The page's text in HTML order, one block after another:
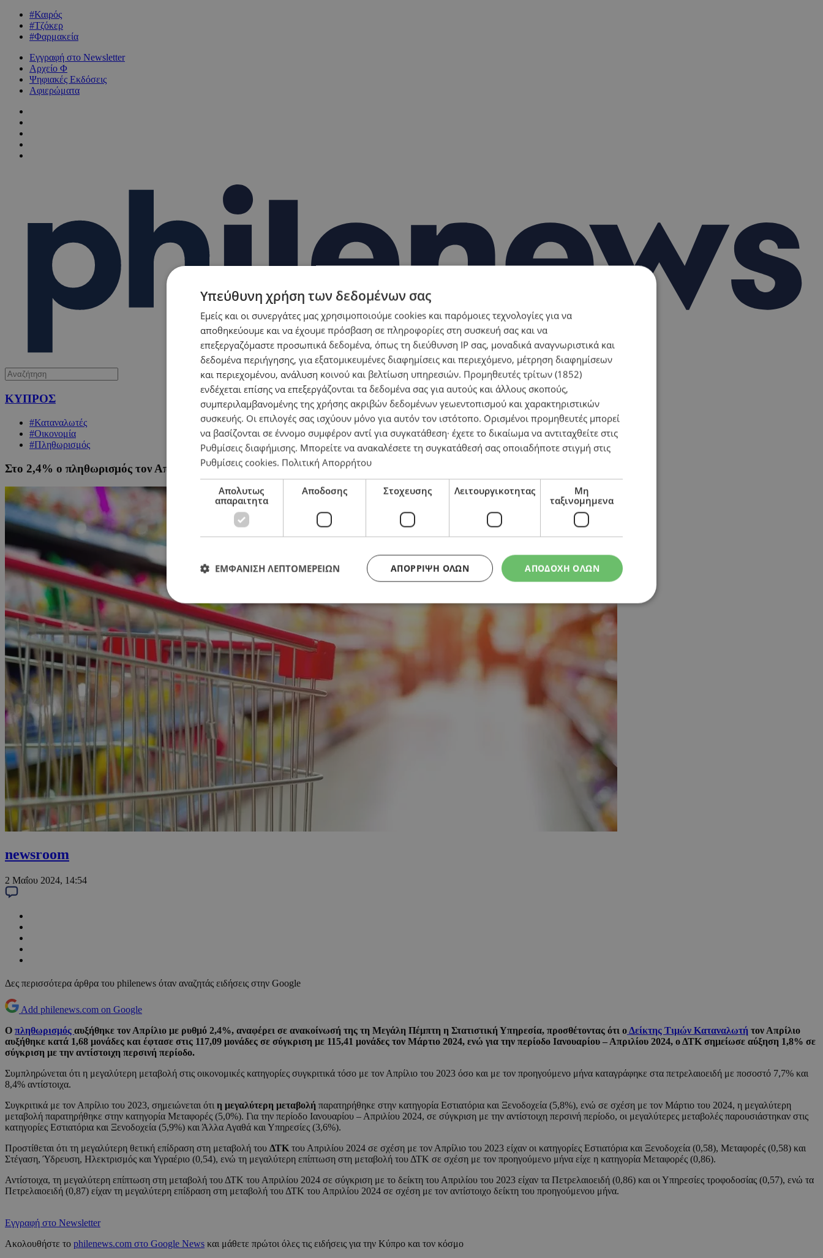
#Καιρός
#Τζόκερ
#Φαρμακεία
Εγγραφή στο Newsletter
Αρχείο Φ
Ψηφιακές Εκδόσεις
Αφιερώματα
ΚΥΠΡΟΣ
#Καταναλωτές
#Οικονομία
#Πληθωρισμός
Στο 2,4% ο πληθωρισμός τον Απρίλιo
newsroom
2 Μαΐου 2024, 14:54
Δες περισσότερα άρθρα του philenews όταν αναζητάς ειδήσεις στην Google
Add philenews.com on Google
Ο πληθωρισμός αυξήθηκε τον Απρίλιο με ρυθμό 2,4%, αναφέρει σε ανακοίνωσή της τη Μεγάλη Πέμπτη η Στατιστική Υπηρεσία, προσθέτοντας ότι οΔείκτης Τιμών Καταναλωτή τον Απρίλιο
αυξήθηκε κατά 1,68 μονάδες και έφτασε στις 117,09 μονάδες σε σύγκριση με 115,41 μονάδες τον Μάρτιο 2024, ενώ για την περίοδο Ιανουαρίου – Απριλίου 2024, ο ΔΤΚ σημείωσε αύξηση 1,8% σε
σύγκριση με την αντίστοιχη περσινή περίοδο.
Συμπληρώνεται ότι η μεγαλύτερη μεταβολή στις οικονομικές κατηγορίες συγκριτικά τόσο με τον Απρίλιο του 2023 όσο και με τον προηγούμενο μήνα καταγράφηκε στα πετρελαιοειδή με ποσοστό 7,7% και
8,4% αντίστοιχα.
Συγκριτικά με τον Απρίλιο του 2023, σημειώνεται ότι η μεγαλύτερη μεταβολή παρατηρήθηκε στην κατηγορία Εστιατόρια και Ξενοδοχεία (5,8%), ενώ σε σχέση με τον Μάρτιο του 2024, η μεγαλύτερη
μεταβολή παρατηρήθηκε στην κατηγορία Μεταφορές (5,0%). Για την περίοδο Ιανουαρίου – Απριλίου 2024, σε σύγκριση με την αντίστοιχη περσινή περίοδο, οι μεγαλύτερες μεταβολές παρουσιάστηκαν στις
κατηγορίες Εστιατόρια και Ξενοδοχεία (5,9%) και Άλλα Αγαθά και Υπηρεσίες (3,6%).
Προστίθεται ότι τη μεγαλύτερη θετική επίδραση στη μεταβολή του ΔΤΚ του Απριλίου 2024 σε σχέση με τον Απρίλιο του 2023 είχαν οι κατηγορίες Εστιατόρια και Ξενοδοχεία (0,58), Μεταφορές (0,58) και
Στέγαση, Ύδρευση, Ηλεκτρισμός και Υγραέριο (0,54), ενώ τη μεγαλύτερη επίπτωση στη μεταβολή του ΔΤΚ σε σχέση με τον προηγούμενο μήνα είχε η κατηγορία Μεταφορές (0,86).
Αντίστοιχα, τη μεγαλύτερη επίπτωση στη μεταβολή του ΔΤΚ του Απριλίου 2024 σε σύγκριση με το δείκτη του Απριλίου του 2023 είχαν τα Πετρελαιοειδή (0,86) και οι Υπηρεσίες τροφοδοσίας (0,57), ενώ τα
Πετρελαιοειδή (0,87) είχαν τη μεγαλύτερη επίδραση στη μεταβολή του ΔΤΚ του Απριλίου 2024 σε σχέση με τον αντίστοιχο δείκτη του προηγούμενου μήνα.
Εγγραφή στο Newsletter
Ακολουθήστε το philenews.com στο Google News και μάθετε πρώτοι όλες τις ειδήσεις για την Κύπρο και τον κόσμο
Υπεύθυνη χρήση των δεδομένων σας
Εμείς και οι συνεργάτες μας χρησιμοποιούμε cookies και παρόμοιες τεχνολογίες για να
αποθηκεύουμε και να έχουμε πρόσβαση σε πληροφορίες στη συσκευή σας και να
επεξεργαζόμαστε προσωπικά δεδομένα, όπως τη διεύθυνση IP σας, μοναδικά αναγνωριστικά και
δεδομένα περιήγησης, για εξατομικευμένες διαφημίσεις και περιεχόμενο, μέτρηση διαφημίσεων
και περιεχομένου, ανάλυση κοινού και βελτίωση υπηρεσιών. Προμηθευτές τρίτων (1852)
ενδέχεται επίσης να επεξεργάζονται τα δεδομένα σας για αυτούς και άλλους σκοπούς,
συμπεριλαμβανομένης της χρήσης ακριβών δεδομένων γεωεντοπισμού και χαρακτηριστικών
συσκευής. Οι επιλογές σας ισχύουν μόνο για αυτόν τον ιστότοπο. Ορισμένοι προμηθευτές μπορεί
να βασίζονται σε έννομο συμφέρον αντί για συγκατάθεση· έχετε το δικαίωμα να αντιταχθείτε στις
Ρυθμίσεις διαφήμισης. Μπορείτε να ανακαλέσετε τη συγκατάθεσή σας οποιαδήποτε στιγμή στις
Ρυθμίσεις cookies. Πολιτική Απορρήτου
Απολυτως
απαραιτητα
Αποδοσης Στοχευσης Λειτουργικοτητας
Μη
ταξινομημενα
ΑΠΟΔΟΧΗ ΟΛΩΝ
ΑΠΌΡΡΙΨΗ ΌΛΩΝ
ΕΜΦΑΝΙΣΗ ΛΕΠΤΟΜΕΡΕΙΩΝ